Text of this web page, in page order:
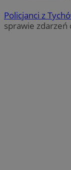
Policjanci z
sprawie zdarzeń